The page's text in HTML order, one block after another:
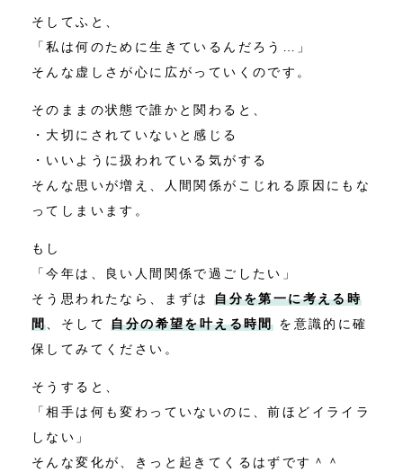
そしてふと、
「私は何のために生きているんだろう…」
そんな虚しさが心に広がっていくのです。
そのままの状態で誰かと関わると、
・大切にされていないと感じる
・いいように扱われている気がする
そんな思いが増え、人間関係がこじれる原因にもな
ってしまいます。
もし
「今年は、良い人間関係で過ごしたい」
そう思われたなら、まずは自分を第一に考える時
間、そして自分の希望を叶える時間を意識的に確
保してみてください。
そうすると、
「相手は何も変わっていないのに、前ほどイライラ
しない」
そんな変化が、きっと起きてくるはずです＾＾